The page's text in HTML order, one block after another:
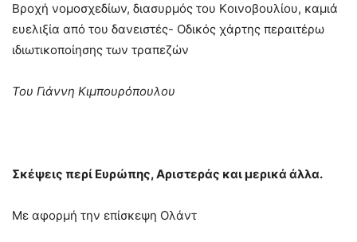
Βροχή νομοσχεδίων, διασυρμός του Kοινοβουλίου, καμιά
ευελιξία από του δανειστές- Οδικός χάρτης περαιτέρω
ιδιωτικοποίησης των τραπεζών
Του Γιάννη Κιμπουρόπουλου
Σκέψεις περί Ευρώπης, Αριστεράς και μερικά άλλα.
Με αφορμή την επίσκεψη Ολάντ